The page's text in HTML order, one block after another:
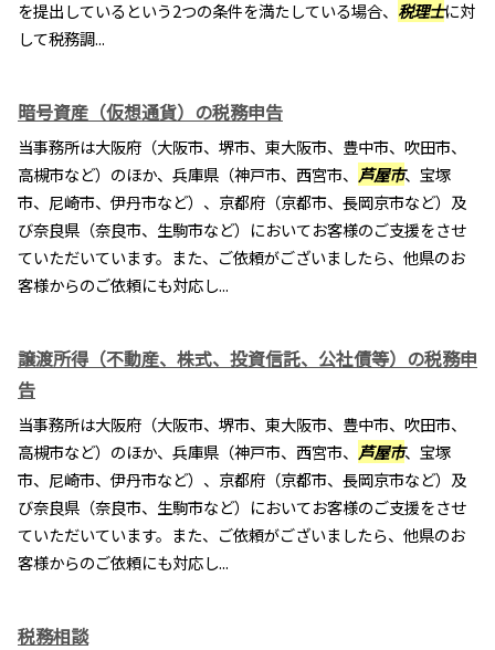
を提出しているという2つの条件を満たしている場合、 税理士に対
して税務調...
暗号資産（仮想通貨）の税務申告
当事務所は大阪府（大阪市、堺市、東大阪市、豊中市、吹田市、
高槻市など）のほか、兵庫県（神戸市、西宮市、 芦屋市、宝塚
市、尼崎市、伊丹市など）、京都府（京都市、長岡京市など）及
び奈良県（奈良市、生駒市など）においてお客様のご支援をさせ
ていただいています。また、ご依頼がございましたら、他県のお
客様からのご依頼にも対応し...
譲渡所得（不動産、株式、投資信託、公社債等）の税務申
告
当事務所は大阪府（大阪市、堺市、東大阪市、豊中市、吹田市、
高槻市など）のほか、兵庫県（神戸市、西宮市、 芦屋市、宝塚
市、尼崎市、伊丹市など）、京都府（京都市、長岡京市など）及
び奈良県（奈良市、生駒市など）においてお客様のご支援をさせ
ていただいています。また、ご依頼がございましたら、他県のお
客様からのご依頼にも対応し...
税務相談